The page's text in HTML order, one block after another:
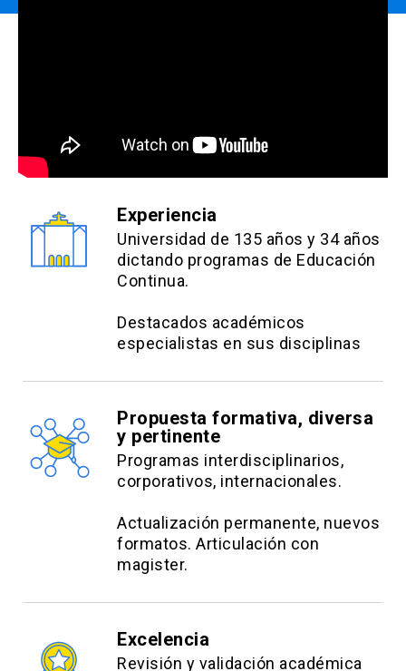
Experiencia
Universidad de 135 años y 34 años
dictando programas de Educación
Continua.
Destacados académicos
especialistas en sus disciplinas
Propuesta formativa, diversa
y pertinente
Programas interdisciplinarios,
corporativos, internacionales.
Actualización permanente, nuevos
formatos. Articulación con
magister.
Excelencia
Revisión y validación académica